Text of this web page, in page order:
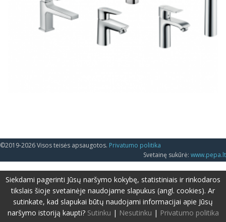
©2019-2026 Visos teisės apsaugotos. Privatumo politika
Svetainę sukūrė: www.pepa.lt
Siekdami pagerinti Jūsų naršymo kokybę, statistiniais ir rinkodaros
tikslais šioje svetainėje naudojame slapukus (angl. cookies). Ar
sutinkate, kad slapukai būtų naudojami informacijai apie Jūsų
naršymo istoriją kaupti? Sutinku | Nesutinku | Privatumo politika